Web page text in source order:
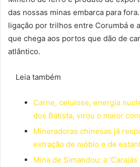
das nossas minas embarca para
ligação por trilhos entre Corumbá e
que chega aos portos que dão de
atlântico.
Leia também
Carne, celulose, energia
dos Batista, virou o maior
Mineradoras chinesas já
extração de nióbio e de
Mina de Simandou: a ‘Carajás